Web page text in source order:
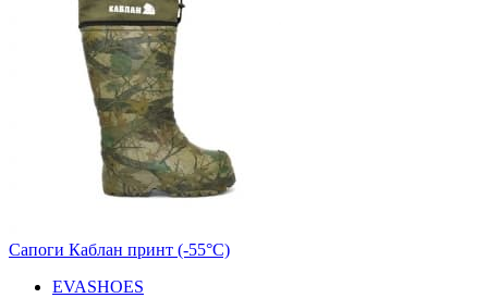
Сапоги Каблан принт (-55°С)
EVASHOES